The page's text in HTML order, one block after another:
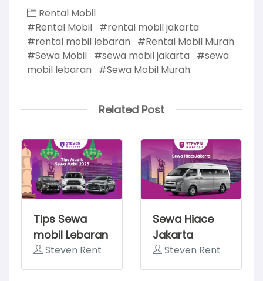
Rental Mobil
#Rental Mobil #rental mobil jakarta
#rental mobil lebaran
#Rental Mobil Murah
#Sewa Mobil #sewa mobil jakarta
#sewa
mobil lebaran
#Sewa Mobil Murah
Related Post
Tips Sewa
mobil Lebaran
2025
Steven Rent
Sewa Hiace
Jakarta
Steven Rent